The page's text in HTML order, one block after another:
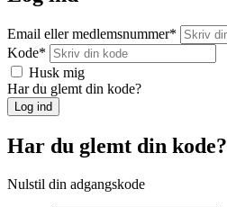
Email eller medlemsnummer*
Kode*
Husk mig
Har du glemt din kode?
Log ind
Har du glemt din kode?
Nulstil din adgangskode